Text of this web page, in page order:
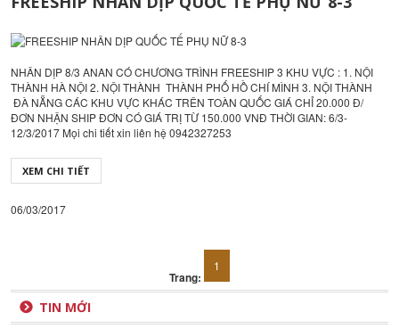
NHÂN DỊP 8/3 ANAN CÓ CHƯƠNG TRÌNH FREESHIP 3 KHU VỰC : 1. NỘI
THÀNH HÀ NỘI 2. NỘI THÀNH THÀNH PHỐ HỒ CHÍ MÌNH 3. NỘI THÀNH
ĐÀ NẴNG CÁC KHU VỰC KHÁC TRÊN TOÀN QUỐC GIÁ CHỈ 20.000 Đ/
ĐƠN NHẬN SHIP ĐƠN CÓ GIÁ TRỊ TỪ 150.000 VNĐ THỜI GIAN: 6/3-
12/3/2017 Mọi chi tiết xin liên hệ 0942327253
XEM CHI TIẾT
06/03/2017
Trang:
1
TIN MỚI